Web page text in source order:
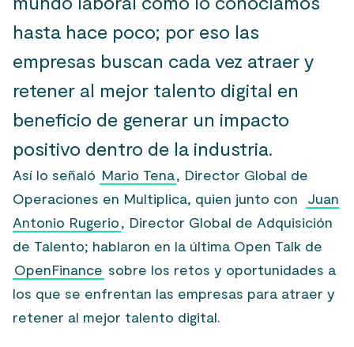
hasta hace poco; por eso las
empresas buscan cada vez atraer y
retener al mejor talento digital en
beneficio de generar un impacto
positivo dentro de la industria.
Así lo señaló Mario Tena, Director Global de
Operaciones en Multiplica, quien junto con
Juan
Antonio Rugerio, Director Global de Adquisición
de Talento; hablaron en la última Open Talk de
OpenFinance sobre los retos y oportunidades a
los que se enfrentan las empresas para atraer y
retener al mejor talento digital.